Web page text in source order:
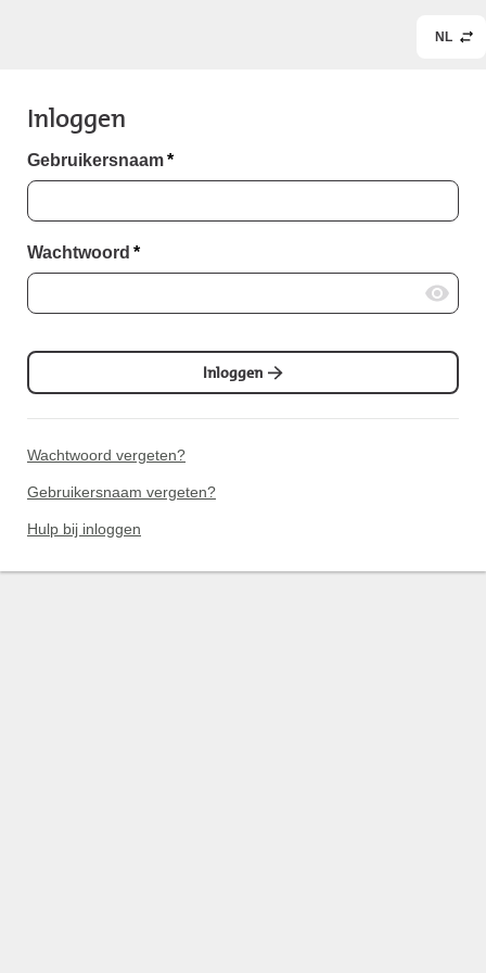
NL
Inloggen
Gebruikersnaam*
Wachtwoord *
Inloggen
Wachtwoord vergeten?
Gebruikersnaam vergeten?
Hulp bij inloggen